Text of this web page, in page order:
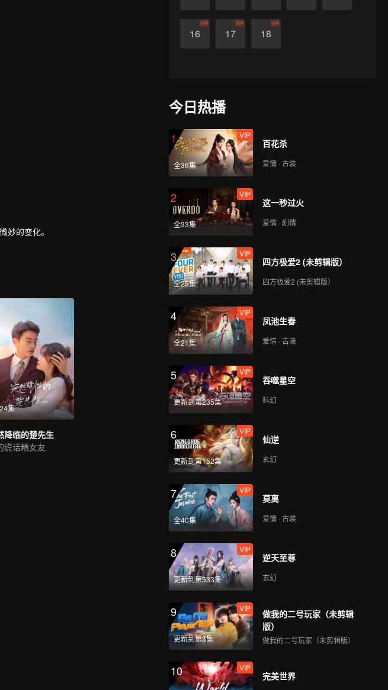
16
VIP
17
VIP
18
VIP
妙的变化。
集
降临的楚先生
谎话精女友
今日热播
1
全36集
VIP
百花杀
爱情 · 古装
2
全33集
VIP
这一秒过火
爱情 · 剧情
3
全25集
VIP
四方极爱2 (未剪辑版）
四方极爱2 (未剪辑版）
4
全21集
VIP
凤池生春
爱情 · 古装
5
更新到第235集
VIP
吞噬星空
科幻
6
更新到第152集
VIP
仙逆
玄幻
7
全40集
VIP
莫离
爱情 · 古装
8
更新到第533集
VIP
逆天至尊
玄幻
9
更新到第3集
VIP
做我的二号玩家（未剪辑
版）
做我的二号玩家（未剪辑版）
10 VIP
完美世界